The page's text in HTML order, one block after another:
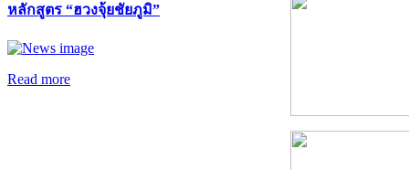
หลักสูตร “ฮวงจุ้ยชัยภูมิ”
Read more